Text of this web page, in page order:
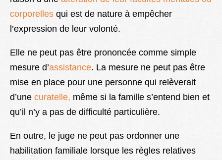
corporelles qui est de nature à empêcher
l’expression de leur volonté.
Elle ne peut pas être prononcée comme simple
mesure d’assistance. La mesure ne peut pas être
mise en place pour une personne qui relèverait
d’une curatelle, même si la famille s’entend bien et
qu’il n’y a pas de difficulté particulière.
En outre, le juge ne peut pas ordonner une
habilitation familiale lorsque les règles relatives